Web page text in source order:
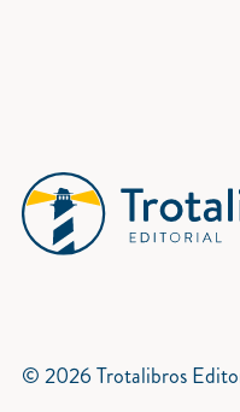
© 2026 Trotalibros